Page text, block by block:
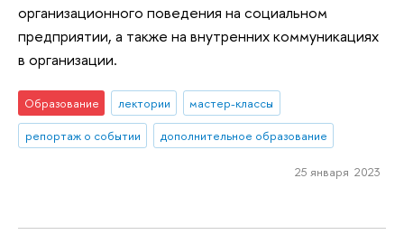
организационного поведения на социальном
предприятии, а также на внутренних коммуникациях
в организации.
Образование лектории
мастер-классы
репортаж о событии
дополнительное образование
25 января 2023